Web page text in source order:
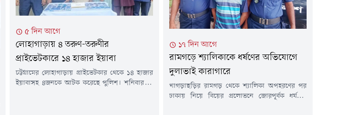
৫ দিন আগে
লোহাগাড়ায় ৪ তরুণ-তরুণীর
প্রাইভেটকারে ১৪ হাজার ইয়াবা
চট্টগ্রামের লোহাগাড়ায় প্রাইভেটকার থেকে ১৪ হাজার
ইয়াবাসহ ৪জনকে আটক করেছে পুলিশ। শনিবার (১
১৭ দিন আগে
রামগড়ে শ্যালিকাকে ধর্ষণের অভিযোগে
দুলাভাই কারাগারে
খাগড়াছড়ির রামগড় থেকে শ্যালিকা অপহরণের পর
ঢাকায় নিয়ে বিয়ের প্রলোভনে জোরপূর্বক ধর্ষণের